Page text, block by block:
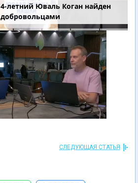
4-летний Юваль Коган найден
добровольцами
СЛЕДУЮЩАЯ СТАТЬЯ